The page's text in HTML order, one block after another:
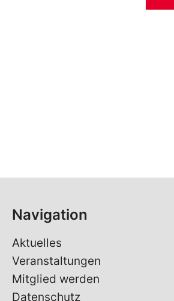
Navigation
Aktuelles
Veranstaltungen
Mitglied werden
Datenschutz